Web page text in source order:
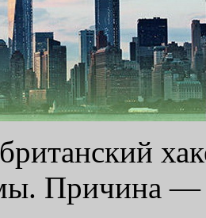
Причина —